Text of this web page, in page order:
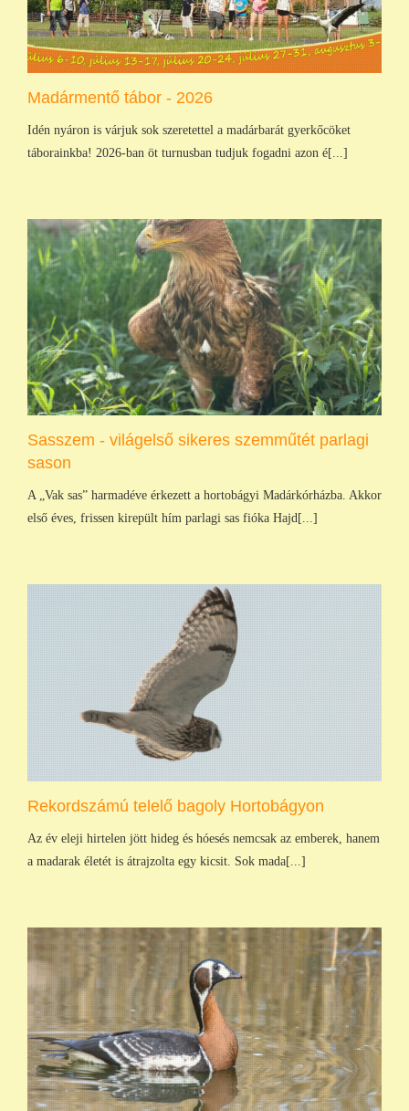
Madármentő tábor - 2026
Idén nyáron is várjuk sok szeretettel a madárbarát gyerkőcöket
táborainkba! 2026-ban öt turnusban tudjuk fogadni azon é[...]
Sasszem - világelső sikeres szemműtét parlagi
sason
A „Vak sas” harmadéve érkezett a hortobágyi Madárkórházba. Akkor
első éves, frissen kirepült hím parlagi sas fióka Hajd[...]
Rekordszámú telelő bagoly Hortobágyon
Az év eleji hirtelen jött hideg és hóesés nemcsak az emberek, hanem
a madarak életét is átrajzolta egy kicsit. Sok mada[...]